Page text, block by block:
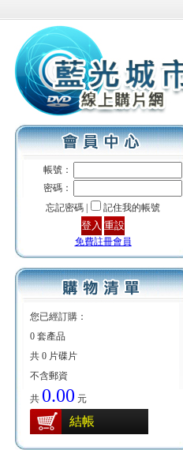
帳號：
密碼：
忘記密碼 |
記住我的帳號
免費註冊會員
您已經訂購：
0 套產品
共 0 片碟片
不含郵資
共 0.00 元
結帳